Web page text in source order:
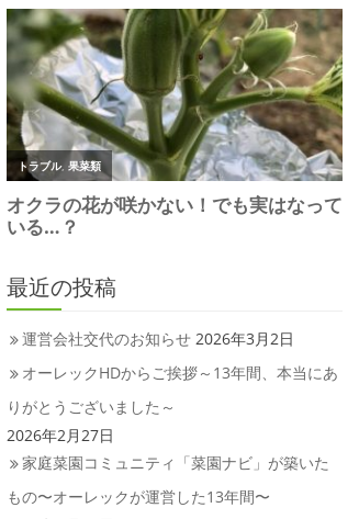
最近の投稿
運営会社交代のお知らせ 2026年3月2日
オーレックHDからご挨拶～13年間、本当にあ
りがとうございました～
2026年2月27日
家庭菜園コミュニティ「菜園ナビ」が築いた
もの〜オーレックが運営した13年間〜